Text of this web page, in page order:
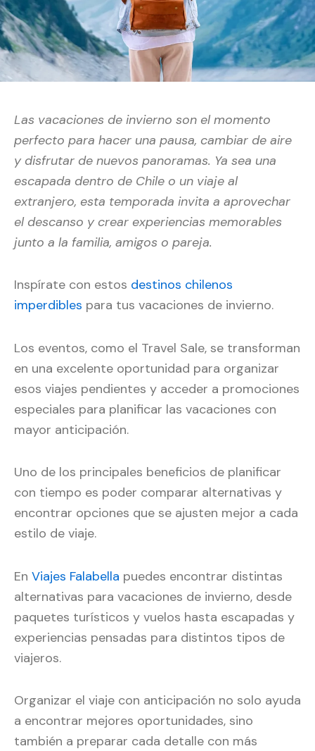
Las vacaciones de invierno son el momento
perfecto para hacer una pausa, cambiar de aire
y disfrutar de nuevos panoramas. Ya sea una
escapada dentro de Chile o un viaje al
extranjero, esta temporada invita a aprovechar
el descanso y crear experiencias memorables
junto a la familia, amigos o pareja.
Inspírate con estos destinos chilenos
imperdibles para tus vacaciones de invierno.
Los eventos, como el Travel Sale, se transforman
en una excelente oportunidad para organizar
esos viajes pendientes y acceder a promociones
especiales para planificar las vacaciones con
mayor anticipación.
Uno de los principales beneficios de planificar
con tiempo es poder comparar alternativas y
encontrar opciones que se ajusten mejor a cada
estilo de viaje.
En Viajes Falabella puedes encontrar distintas
alternativas para vacaciones de invierno, desde
paquetes turísticos y vuelos hasta escapadas y
experiencias pensadas para distintos tipos de
viajeros.
Organizar el viaje con anticipación no solo ayuda
a encontrar mejores oportunidades, sino
también a preparar cada detalle con más